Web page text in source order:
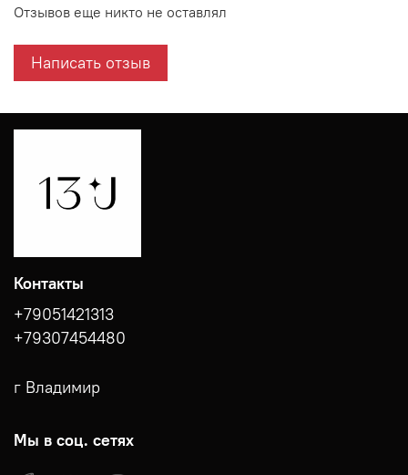
Отзывов еще никто не оставлял
Написать отзыв
Контакты
+79051421313
+79307454480
г Владимир
Мы в соц. сетях